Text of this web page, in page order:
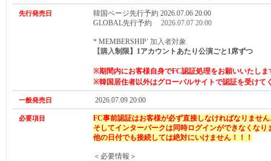
先行発売日
韓国ページ先行予約 2026.07.06 20:00
GLOBAL先行予約 2026.07.07 20:00
* MEMBERSHIP’ 加入者対象
【購入制限】1アカウントあたり公演ごと 1席ずつ
※期間内にお客様自身でFC認証処理をお願いいたしま
※韓国居住者以外はグローバルサイトで認証を受けて
一般発売日 2026.07.09 20:00
必要項目
FC事前認証はお客様が必ず直接しなければなりませ
そしてインターパークは同時ログインができなくなり
他の日付でも接続しては絶対にいけません！！！
＜必要情報＞